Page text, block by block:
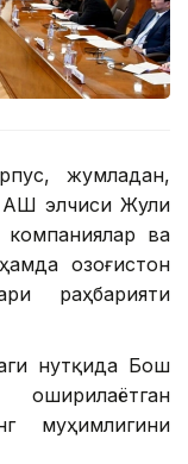
жумладан,
АҚШ элчиси Жули
ва
Қозоғистон
раҳбарияти
нутқида Бош
муҳимлигини